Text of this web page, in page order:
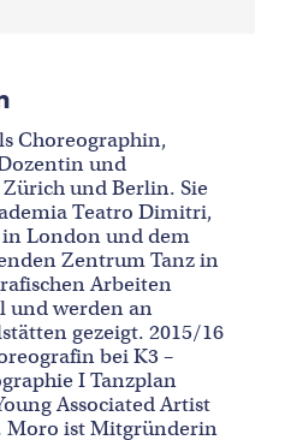
Choreographin,
und
und Berlin. Sie
Teatro Dimitri,
London und dem
Zentrum Tanz in
Arbeiten
werden an
gezeigt. 2015/16
bei K3 –
I Tanzplan
Associated Artist
Moro ist Mitgründerin